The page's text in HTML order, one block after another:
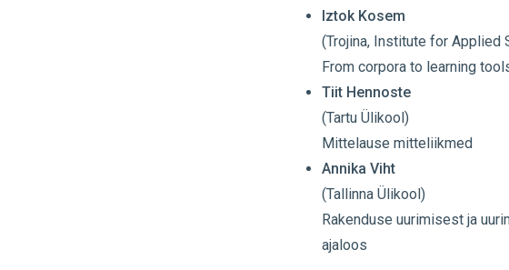
Iztok Kosem
(Trojina, Institute for Applied
From corpora to learning
Tiit Hennoste
(Tartu Ülikool)
Mittelause mitteliikmed
Annika Viht
(Tallinna Ülikool)
Rakenduse uurimisest ja
ajaloos